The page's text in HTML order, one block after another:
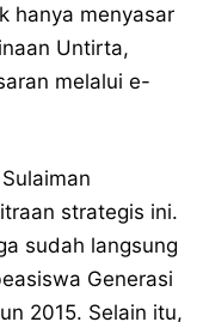
hanya menyasar
Untirta,
melalui e-
strategis ini.
sudah langsung
Generasi
2015. Selain itu,